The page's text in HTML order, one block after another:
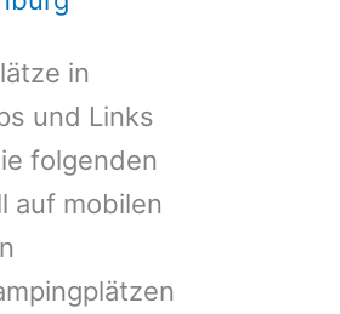
in
und Links
folgenden
auf mobilen